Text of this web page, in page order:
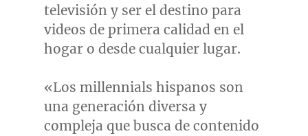
televisión y ser el destino para
videos de primera calidad en el
hogar o desde cualquier lugar.
«Los millennials hispanos son
una generación diversa y
compleja que busca de contenido